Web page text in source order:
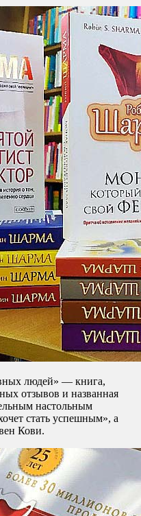
людей» — книга,
отзывов и названная
настольным
стать успешным», а
Кови.